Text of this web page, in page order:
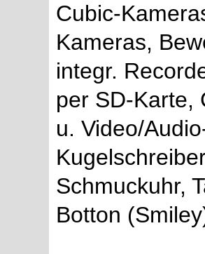
Cubic-
Kameras,
integr.
per SD-Karte,
u. Video/
Schmuckuhr,
Botton